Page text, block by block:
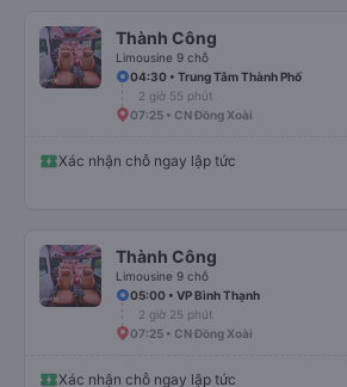
Thành Công
Limousine 9 chỗ
04:30 • Trung Tâm Thành Phố
2 giờ 55 phút
07:25 • CN Đồng Xoài
Xác nhận chỗ ngay lập tức
Thành Công
Limousine 9 chỗ
05:00 • VP Bình Thạnh
2 giờ 25 phút
07:25 • CN Đồng Xoài
Xác nhận chỗ ngay lập tức